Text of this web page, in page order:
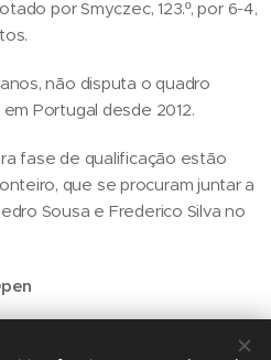
por Smyczec, 123.º, por 6-4,
não disputa o quadro
Portugal desde 2012.
fase de qualificação estão
que se procuram juntar a
Sousa e Frederico Silva no